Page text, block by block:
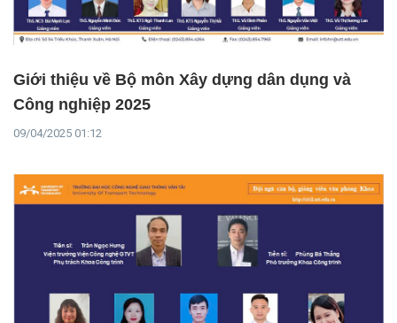
Giới thiệu về Bộ môn Xây dựng dân dụng và
Công nghiệp 2025
09/04/2025 01:12